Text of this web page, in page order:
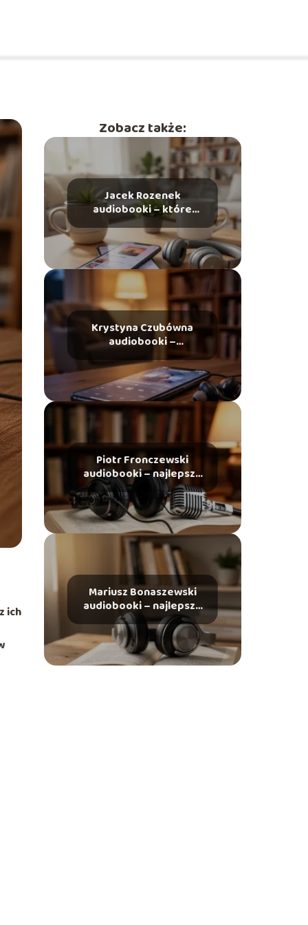
ich
Zobacz także:
Jacek Rozenek
audiobooki – które
warto wybrać i gdzie
słuchać?
Krystyna Czubówna
audiobooki –
najciekawsze tytuły,
gdzie słuchać
Piotr Fronczewski
audiobooki – najlepsze
role i polecane tytuły
Mariusz Bonaszewski
audiobooki – najlepsze
role i polecane tytuły